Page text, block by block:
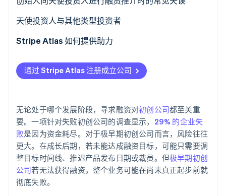
准备不足
过于乐观或不切实际的预测
未突出团队优势
忽视或低估竞争
忽视市场规模和市场契合度的重要性
价值主张或商业模式阐述不清
缺乏透明度或忽视风险
忽略跟进或反馈
天使投资人与其他类型投资者
Stripe Atlas 如何提供助力
申请使用 Atlas
在雇主识别号 (EIN) 下发之前接受付款和办理银行业务
自动申报 83(b) 税务选择
全球顶尖水准的公司法律文件
Stripe Payments 服务首年免费，更享价值 5 万美元的
合作伙伴专属优惠与折扣
通过 Stripe Atlas 注册成立公司
无论处于哪个发展阶段，寻求融资对初创公司都至关重
要。一项针对失败初创公司的调查显示， 29% 的企业失
败是因为资金耗尽。对于极早期初创公司而言，风险往往
更大。在成长后期，若未能达成融资目标，可能只需要调
整目标时间线、推迟产品发布日期或裁员。但极早期初创
公司若无法获得融资，整个业务可能在尚未真正起步前就
彻底失败。